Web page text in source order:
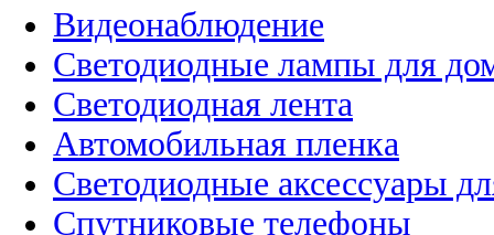
Видеонаблюдение
Светодиодные лампы для
Светодиодная лента
Автомобильная пленка
Светодиодные аксессуары
Спутниковые телефоны